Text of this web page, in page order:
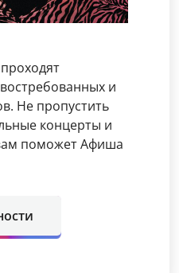
и
Не пропустить
концерты и
поможет Афиша